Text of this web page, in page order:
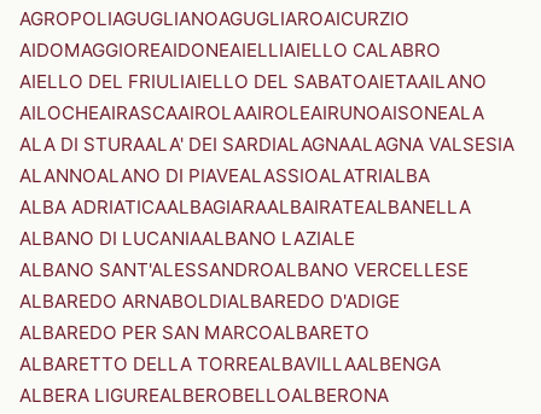
AGROPOLIAGUGLIANOAGUGLIAROAICURZIO
AIDOMAGGIOREAIDONEAIELLIAIELLO CALABRO
AIELLO DEL FRIULIAIELLO DEL SABATOAIETAAILANO
AILOCHEAIRASCAAIROLAAIROLEAIRUNOAISONEALA
ALA DI STURAALA' DEI SARDIALAGNAALAGNA VALSESIA
ALANNOALANO DI PIAVEALASSIOALATRIALBA
ALBA ADRIATICAALBAGIARAALBAIRATEALBANELLA
ALBANO DI LUCANIAALBANO LAZIALE
ALBANO SANT'ALESSANDROALBANO VERCELLESE
ALBAREDO ARNABOLDIALBAREDO D'ADIGE
ALBAREDO PER SAN MARCOALBARETO
ALBARETTO DELLA TORREALBAVILLAALBENGA
ALBERA LIGUREALBEROBELLOALBERONA